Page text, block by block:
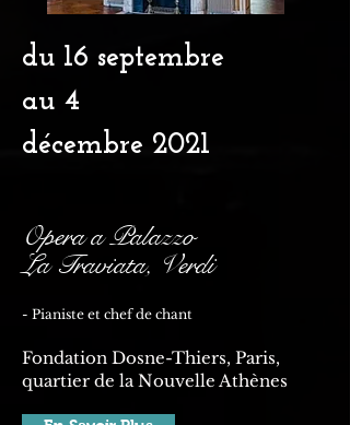
du 16 septembre
au 4
décembre 2021
Opera a Palazzo
La Traviata, Verdi
- Pianiste et chef de chant
Fondation Dosne-Thiers, Paris,
quartier de la Nouvelle Athènes